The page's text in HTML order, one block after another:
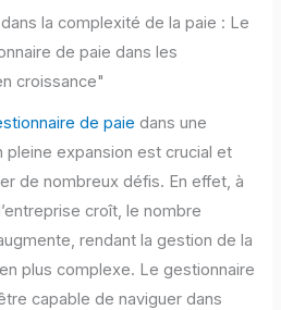
la complexité de la paie : Le
de paie dans les
croissance"
de paie dans une
pleine expansion est crucial et
de nombreux défis. En effet, à
croît, le nombre
rendant la gestion de la
plus complexe. Le gestionnaire
capable de naviguer dans